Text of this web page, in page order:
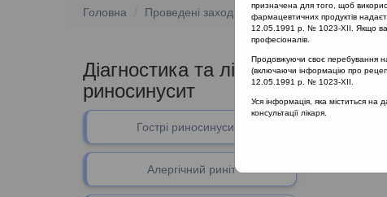
Головна Проведені заходи Діагностика та
Діагностика та лікування
риносинусит
Гострі риносинусити
Алергічний риніт
В даному
призначена для того, щоб
фармацевтичних продуктів
12.05.1991 р. № 1023-XII. Якщо вам
професіоналів.
Продовжуючи своє перебування на
(включаючи інформацію про
12.05.1991 р. № 1023-XII.
Уся інформація, яка міститься
консультації лікаря.